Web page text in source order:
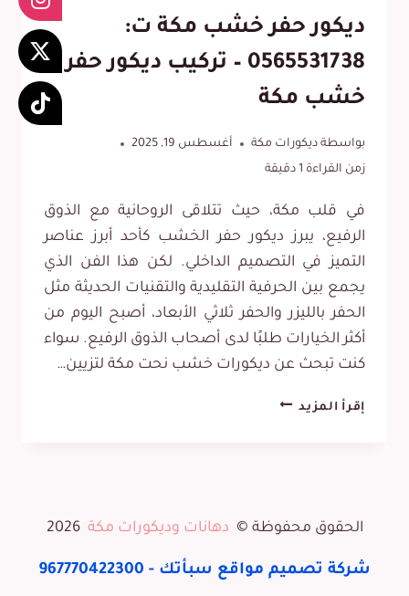
ديكور حفر خشب مكة ت:
0565531738 – تركيب ديكور حفر
خشب مكة
بواسطة ديكورات مكة
أغسطس 19, 2025
زمن القراءة
دقيقة
في قلب مكة، حيث تتلاقى الروحانية مع الذوق
الرفيع، يبرز ديكور حفر الخشب كأحد أبرز عناصر
التميز في التصميم الداخلي. لكن هذا الفن الذي
يجمع بين الحرفية التقليدية والتقنيات الحديثة مثل
الحفر بالليزر والحفر ثلاثي الأبعاد، أصبح اليوم من
أكثر الخيارات طلبًا لدى أصحاب الذوق الرفيع. سواء
كنت تبحث عن ديكورات خشب نحت مكة لتزيين…
إقرأ المزيدديكور
0565531738
الحقوق محفوظة © دهانات وديكورات مكة 2026
شركة تصميم مواقع سبأتك - 967770422300